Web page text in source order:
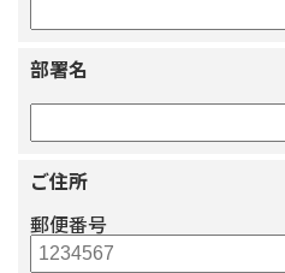
部署名
ご住所
郵便番号